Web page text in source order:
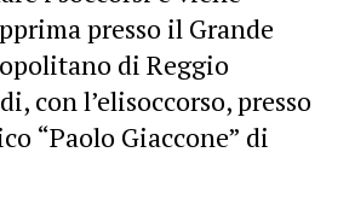
presso il Grande
di Reggio
con l’elisoccorso, presso
“Paolo Giaccone” di